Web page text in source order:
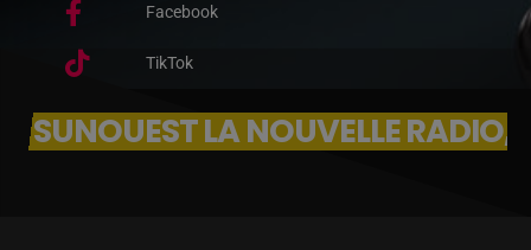
Facebook
TikTok
SUNOUEST LA NOUVELLE RADIO,